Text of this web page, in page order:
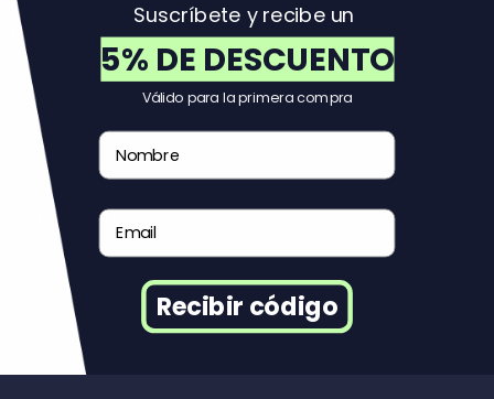
Reuse
Servicio al Cliente
Contáctanos
soportemexico@reuse.mx
+525527663623
Suscríbete y recibe un
5% DE DESCUENTO
Válido para la primera compra
Nombre
Email
Recibir código